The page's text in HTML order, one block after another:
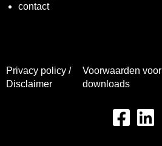
contact
Privacy policy /
Disclaimer
Voorwaarden voor
downloads